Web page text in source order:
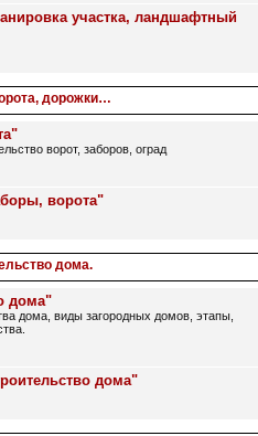
участка, ландшафтный
дорожки…
ворот, заборов, оград
ворота"
дома.
дома"
дома, виды загородных домов, этапы,
дома"